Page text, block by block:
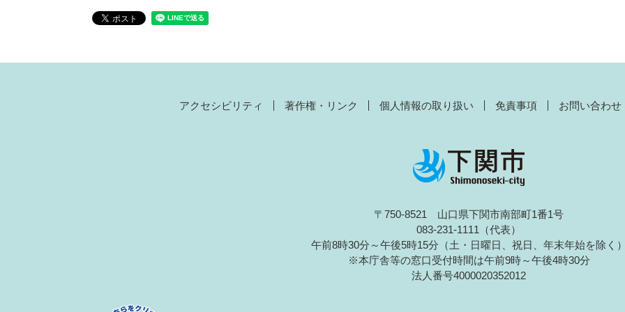
アクセシビリティ 著作権・リンク 個人情報の取り扱い 免責事項 お問い合わせ
〒750-8521 山口県下関市南部町1番1号
083-231-1111（代表）
午前8時30分～午後5時15分（土・日曜日、祝日、年末年始を除く）
※本庁舎等の窓口受付時間は午前9時～午後4時30分
法人番号4000020352012